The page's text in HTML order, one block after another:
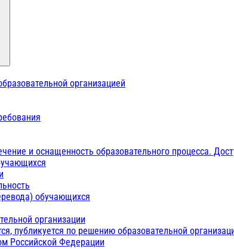
организацией
и оснащенность образовательного процесса.
обучающихся
организации
публикуется по решению образовательной
Российской Федерации